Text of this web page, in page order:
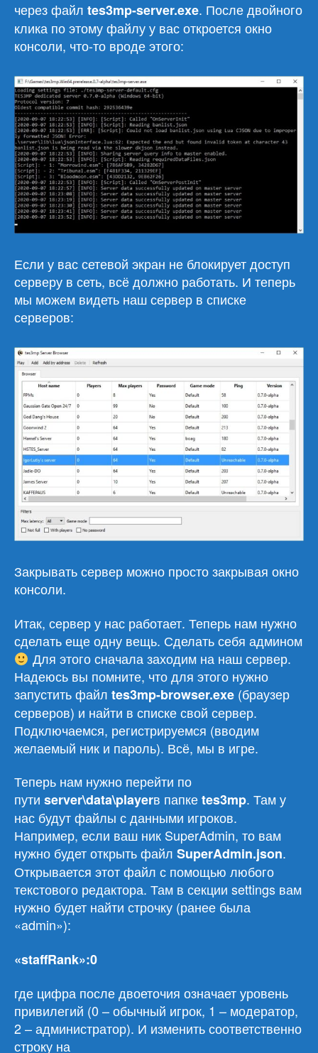
через файл tes3mp-server.exe. После двойного
клика по этому файлу у вас откроется окно
консоли, что-то вроде этого:
Если у вас сетевой экран не блокирует доступ
серверу в сеть, всё должно работать. И теперь
мы можем видеть наш сервер в списке
серверов:
Закрывать сервер можно просто закрывая окно
консоли.
Итак, сервер у нас работает. Теперь нам нужно
сделать еще одну вещь. Сделать себя админом
Для этого сначала заходим на наш сервер.
Надеюсь вы помните, что для этого нужно
запустить файл tes3mp-browser.exe (браузер
серверов) и найти в списке свой сервер.
Подключаемся, регистрируемся (вводим
желаемый ник и пароль). Всё, мы в игре.
Теперь нам нужно перейти по
пути server\data\playerв папкеtes3mp. Там у
нас будут файлы с данными игроков.
Например, если ваш ник SuperAdmin, то вам
нужно будет открыть файл SuperAdmin.json.
Открывается этот файл с помощью любого
текстового редактора. Там в секции settings вам
нужно будет найти строчку (ранее была
«admin»):
«staffRank»:0
где цифра после двоеточия означает уровень
привилегий (0 – обычный игрок, 1 – модератор,
2 – администратор). И изменить соответственно
строку на